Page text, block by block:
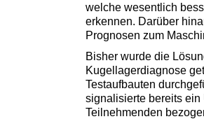
welche wesentlich
erkennen. Darüber
Prognosen zum
Bisher wurde die
Kugellagerdiagnose
Testaufbauten
signalisierte bereits ein
Teilnehmenden